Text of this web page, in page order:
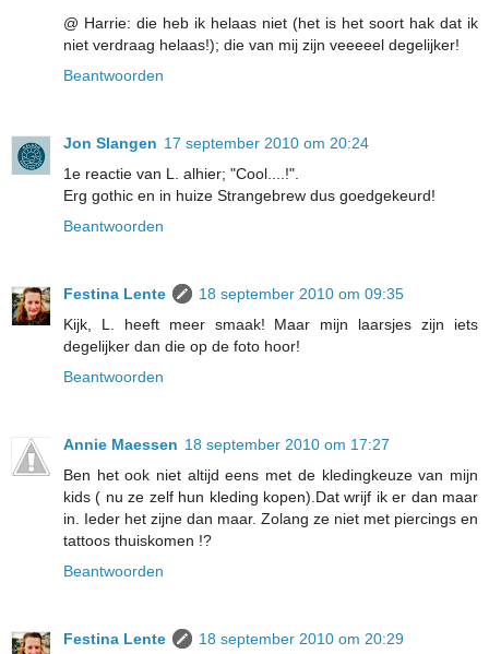
@ Harrie: die heb ik helaas niet (het is het soort hak dat ik
niet verdraag helaas!); die van mij zijn veeeeel degelijker!
Beantwoorden
Jon Slangen 17 september 2010 om 20:24
1e reactie van L. alhier; "Cool....!".
Erg gothic en in huize Strangebrew dus goedgekeurd!
Beantwoorden
Festina Lente
18 september 2010 om 09:35
Kijk, L. heeft meer smaak! Maar mijn laarsjes zijn iets
degelijker dan die op de foto hoor!
Beantwoorden
Annie Maessen 18 september 2010 om 17:27
Ben het ook niet altijd eens met de kledingkeuze van mijn
kids ( nu ze zelf hun kleding kopen).Dat wrijf ik er dan maar
in. Ieder het zijne dan maar. Zolang ze niet met piercings en
tattoos thuiskomen !?
Beantwoorden
Festina Lente
18 september 2010 om 20:29